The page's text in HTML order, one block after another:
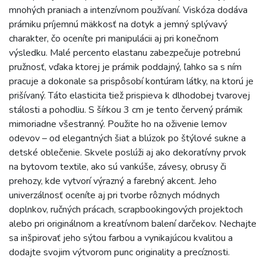
mnohých praniach a intenzívnom používaní. Viskóza dodáva
prámiku príjemnú mäkkosť na dotyk a jemný splývavý
charakter, čo oceníte pri manipulácii aj pri konečnom
výsledku. Malé percento elastanu zabezpečuje potrebnú
pružnosť, vďaka ktorej je prámik poddajný, ľahko sa s ním
pracuje a dokonale sa prispôsobí kontúram látky, na ktorú je
prišívaný. Táto elasticita tiež prispieva k dlhodobej tvarovej
stálosti a pohodliu. S šírkou 3 cm je tento červený prámik
mimoriadne všestranný. Použite ho na oživenie lemov
odevov – od elegantných šiat a blúzok po štýlové sukne a
detské oblečenie. Skvele poslúži aj ako dekoratívny prvok
na bytovom textile, ako sú vankúše, závesy, obrusy či
prehozy, kde vytvorí výrazný a farebný akcent. Jeho
univerzálnosť oceníte aj pri tvorbe rôznych módnych
doplnkov, ručných prácach, scrapbookingových projektoch
alebo pri originálnom a kreatívnom balení darčekov. Nechajte
sa inšpirovať jeho sýtou farbou a vynikajúcou kvalitou a
dodajte svojim výtvorom punc originality a precíznosti.